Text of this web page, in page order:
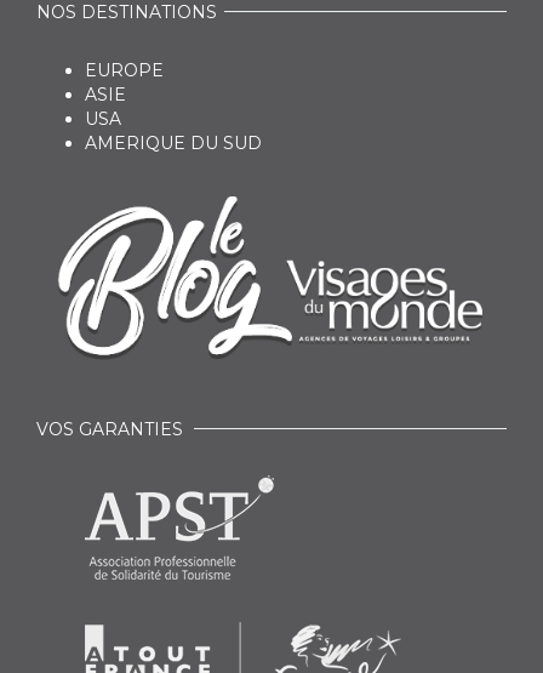
NOS DESTINATIONS
EUROPE
ASIE
USA
AMERIQUE DU SUD
VOS GARANTIES